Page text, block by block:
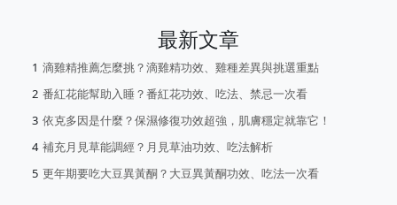
最新文章
滴雞精推薦怎麼挑？滴雞精功效、雞種差異與挑選重點
番紅花能幫助入睡？番紅花功效、吃法、禁忌一次看
依克多因是什麼？保濕修復功效超強，肌膚穩定就靠它！
補充月見草能調經？月見草油功效、吃法解析
更年期要吃大豆異黃酮？大豆異黃酮功效、吃法一次看